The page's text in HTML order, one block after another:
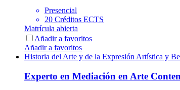
Presencial
20 Créditos ECTS
Matrícula abierta
Añadir a favoritos
Añadir a favoritos
Historia del Arte y de la Expresión Artística y
Experto en Mediación en Arte